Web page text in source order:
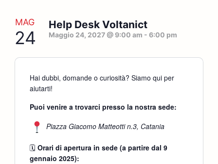
MAG
24
Help Desk Voltanict
Maggio 24, 2027 @ 9:00 am - 6:00 pm
Hai dubbi, domande o curiosità? Siamo qui per
aiutarti!
Puoi venire a trovarci presso la nostra sede:
Piazza Giacomo Matteotti n.3, Catania
🗓 Orari di apertura in sede (a partire dal 9
gennaio 2025):